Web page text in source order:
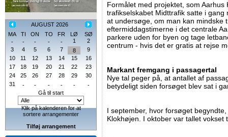
AUGUST 2026
MA
TI ON TO FR LØ
SØ
-
- - - - 1
2
3
4 5 6 7 8
9
10
11 12 13 14 15
16
17
18 19 20 21 22
23
24
25 26 27 28 29
30
31
- - - - -
-
Gå til start
Klik på kalenderen for at
sortere arrangementer
Tilføj arrangement
Formålet med projektet, som
trafikselskabet Midttrafik satte i
at undersøge, om man kan mindske
eftermiddagstimerne i det centrale
parkere uden for byen og tage
centrum - hvis det er gratis at rejse
Markant fremgang i passagertal
Nye tal peger på, at antallet af
betydeligt siden forsøget blev sat i
I september, hvor forsøget
Klokhøjen. I oktober var tallet vokset